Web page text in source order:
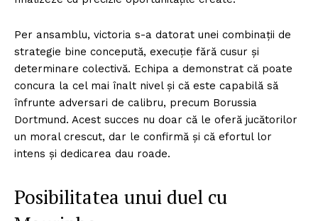
Per ansamblu, victoria s-a datorat unei combinații de
strategie bine concepută, execuție fără cusur și
determinare colectivă. Echipa a demonstrat că poate
concura la cel mai înalt nivel și că este capabilă să
înfrunte adversari de calibru, precum Borussia
Dortmund. Acest succes nu doar că le oferă jucătorilor
un moral crescut, dar le confirmă și că efortul lor
intens și dedicarea dau roade.
Posibilitatea unui duel cu